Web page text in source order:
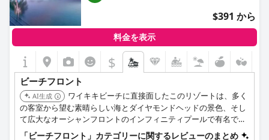
$391 から
料金を表示
$
ビーチフロント
AI生成
ワイキキビーチに直接面したこのリゾートは、多く
の客室から望む素晴らしい海とダイヤモンドヘッドの景色、そし
て広大なオーシャンフロントのインフィニティプールで有名で
す。ビーチへの直接アクセスと、豊富なアメニティを備えた活気
「ビーチフロント」カテゴリーに関するレビューのまとめ